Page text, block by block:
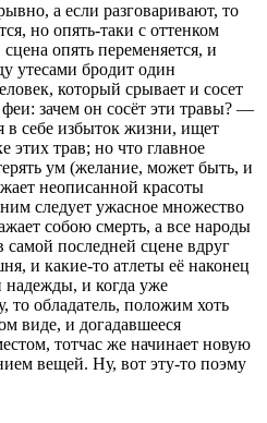
а если разговаривают, то
но опять-таки с оттенком
опять переменяется, и
утесами бродит один
который срывает и сосет
зачем он сосёт эти травы? —
в себе избыток жизни, ищет
этих трав; но что главное
ум (желание, может быть, и
неописанной красоты
следует ужасное множество
собою смерть, а все народы
последней сцене вдруг
и какие-то атлеты её наконец
надежды, и когда уже
то обладатель, положим хоть
виде, и догадавшееся
тотчас же начинает новую
вещей. Ну, вот эту-то поэму